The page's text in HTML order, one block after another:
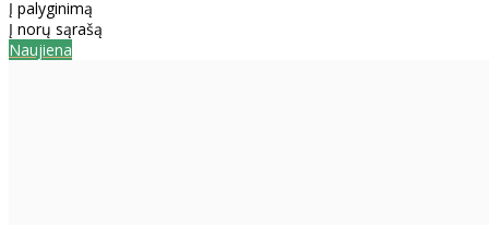
Į palyginimą
Į norų sąrašą
Naujiena